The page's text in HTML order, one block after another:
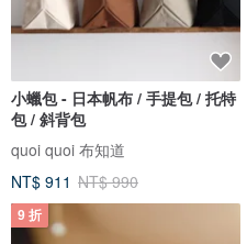
小蠟包 - 日本帆布 / 手提包 / 托特
包 / 斜背包
quoi quoi 布知道
NT$ 911 NT$ 990
9 折